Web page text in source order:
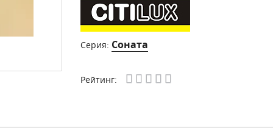
Серия: Соната
Рейтинг: